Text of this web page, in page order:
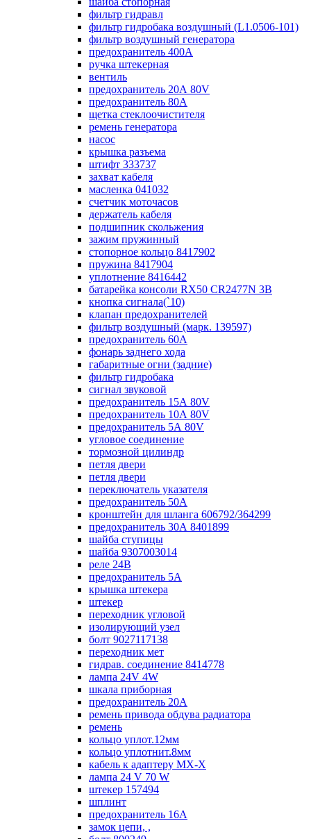
фильтр гидравл
фильтр гидробака воздушный (L1.0506-101)
фильтр воздушный генератора
предохранитель 400А
ручка штекерная
вентиль
предохранитель 20А 80V
предохранитель 80А
щетка стеклоочистителя
ремень генератора
насос
крышка разъема
штифт 333737
захват кабеля
масленка 041032
счетчик моточасов
держатель кабеля
подшипник скольжения
зажим пружинный
стопорное кольцо 8417902
пружина 8417904
уплотнение 8416442
батарейка консоли RX50 CR2477N 3B
кнопка сигнала(`10)
клапан предохранителей
фильтр воздушный (марк. 139597)
предохранитель 60А
фонарь заднего хода
габаритные огни (задние)
фильтр гидробака
сигнал звуковой
предохранитель 15А 80V
предохранитель 10А 80V
предохранитель 5А 80V
угловое соединение
тормозной цилиндр
петля двери
петля двери
переключатель указателя
предохранитель 50А
кронштейн для шланга 606792/364299
предохранитель 30А 8401899
шайба ступицы
шайба 9307003014
реле 24В
предохранитель 5А
крышка штекера
штекер
переходник угловой
изолирующий узел
болт 9027117138
переходник мет
гидрав. соединение 8414778
лампа 24V 4W
шкала приборная
предохранитель 20А
ремень привода обдува радиатора
ремень
кольцо уплот.12мм
кольцо уплотнит.8мм
кабель к адаптеру МХ-Х
лампа 24 V 70 W
штекер 157494
шплинт
предохранитель 16А
замок цепи, ,